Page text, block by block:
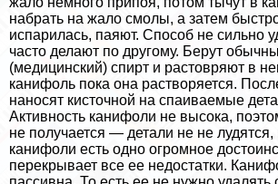
набрать на жало смолы, а затем
испарилась, паяют. Способ не сильно
часто делают по другому. Берут
(медицинский) спирт и растовряют в
канифоль пока она растворяется.
наносят кисточной на спаиваемые
Активность канифоли не высока,
не получается — детали не не лудятся,
канифоли есть одно огромное
перекрывает все ее недостатки.